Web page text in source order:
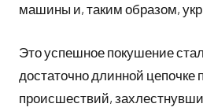
машины и, таким образом,
Это успешное покушение
достаточно длинной цепочке
происшествий,